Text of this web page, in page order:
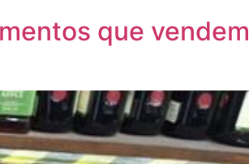
que vendem